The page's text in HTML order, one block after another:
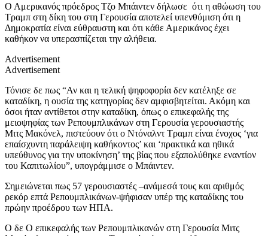
Ο Αμερικανός πρόεδρος Τζο Μπάιντεν δήλωσε ότι η αθώωση του
Τραμπ στη δίκη του στη Γερουσία αποτελεί υπενθύμιση ότι η
Δημοκρατία είναι εύθραυστη και ότι κάθε Αμερικάνος έχει
καθήκον να υπερασπίζεται την αλήθεια.
Advertisement
Advertisement
Τόνισε δε πως “Αν και η τελική ψηφοφορία δεν κατέληξε σε
καταδίκη, η ουσία της κατηγορίας δεν αμφισβητείται. Ακόμη και
όσοι ήταν αντίθετοι στην καταδίκη, όπως ο επικεφαλής της
μειοψηφίας των Ρεπουμπλικάνων στη Γερουσία γερουσιαστής
Μιτς Μακόνελ, πιστεύουν ότι ο Ντόναλντ Τραμπ είναι ένοχος ‘για
επαίσχυντη παράλειψη καθήκοντος’ και ‘πρακτικά και ηθικά
υπεύθυνος για την υποκίνηση’ της βίας που εξαπολύθηκε εναντίον
του Καπιτωλίου”, υπογράμμισε ο Μπάιντεν.
Σημειώνεται πως 57 γερουσιαστές –ανάμεσά τους και αριθμός
ρεκόρ επτά Ρεπουμπλικάνων-ψήφισαν υπέρ της καταδίκης του
πρώην προέδρου των ΗΠΑ.
Ο δε Ο επικεφαλής των Ρεπουμπλικανών στη Γερουσία Μιτς